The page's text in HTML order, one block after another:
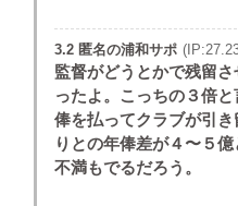
3.2 匿名の浦和サポ
監督がどうとかで残留
ったよ。こっちの３倍
俸を払ってクラブが引
りとの年俸差が４〜５
不満もでるだろう。